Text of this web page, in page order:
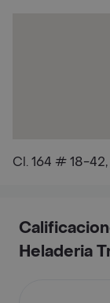
Cl. 164 # 18-
Heladeria